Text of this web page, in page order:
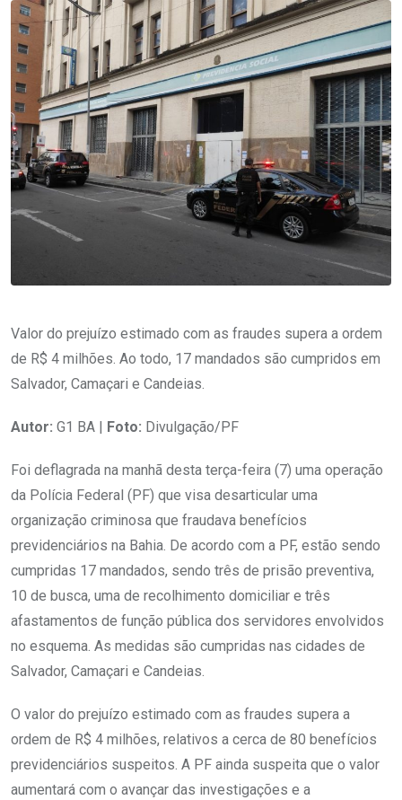
Valor do prejuízo estimado com as fraudes supera a ordem
de R$ 4 milhões. Ao todo, 17 mandados são cumpridos em
Salvador, Camaçari e Candeias.
Autor: G1 BA | Foto: Divulgação/PF
Foi deflagrada na manhã desta terça-feira (7) uma operação
da Polícia Federal (PF) que visa desarticular uma
organização criminosa que fraudava benefícios
previdenciários na Bahia. De acordo com a PF, estão sendo
cumpridas 17 mandados, sendo três de prisão preventiva,
10 de busca, uma de recolhimento domiciliar e três
afastamentos de função pública dos servidores envolvidos
no esquema. As medidas são cumpridas nas cidades de
Salvador, Camaçari e Candeias.
O valor do prejuízo estimado com as fraudes supera a
ordem de R$ 4 milhões, relativos a cerca de 80 benefícios
previdenciários suspeitos. A PF ainda suspeita que o valor
aumentará com o avançar das investigações e a